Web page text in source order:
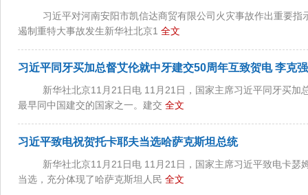
习近平对河南安阳市凯信达商贸有限公司火灾事故作出重要
遏制重特大事故发生新华社北京1 全文
习近平同牙买加总督艾伦就中牙建交50周年互致贺电 李克
新华社北京11月21日电 11月21日，国家主席习近平同牙买
最早同中国建交的国家之一。建交 全文
习近平致电祝贺托卡耶夫当选哈萨克斯坦总统
新华社北京11月21日电 11月21日，国家主席习近平致电卡
当选，充分体现了哈萨克斯坦人民 全文